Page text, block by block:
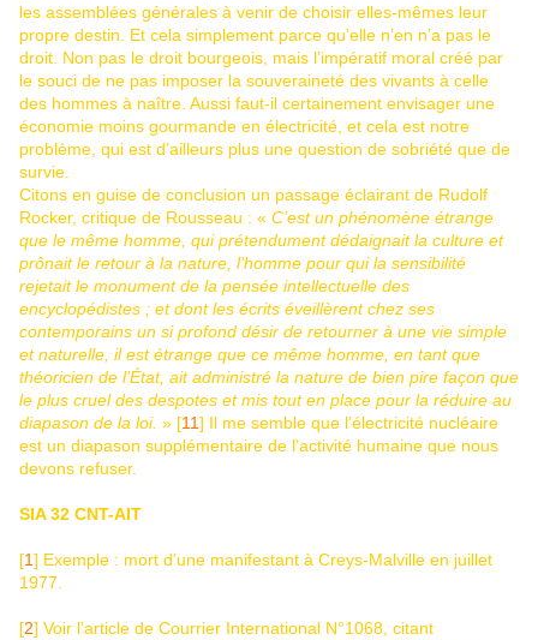
les assemblées générales à venir de choisir elles-mêmes leur
propre destin. Et cela simplement parce qu’elle n’en n’a pas le
droit. Non pas le droit bourgeois, mais l’impératif moral créé par
le souci de ne pas imposer la souveraineté des vivants à celle
des hommes à naître. Aussi faut-il certainement envisager une
économie moins gourmande en électricité, et cela est notre
problème, qui est d’ailleurs plus une question de sobriété que de
survie.
Citons en guise de conclusion un passage éclairant de Rudolf
Rocker, critique de Rousseau : « C’est un phénomène étrange
que le même homme, qui prétendument dédaignait la culture et
prônait le retour à la nature, l’homme pour qui la sensibilité
rejetait le monument de la pensée intellectuelle des
encyclopédistes ; et dont les écrits éveillèrent chez ses
contemporains un si profond désir de retourner à une vie simple
et naturelle, il est étrange que ce même homme, en tant que
théoricien de l’État, ait administré la nature de bien pire façon que
le plus cruel des despotes et mis tout en place pour la réduire au
diapason de la loi. » [11] Il me semble que l’électricité nucléaire
est un diapason supplémentaire de l’activité humaine que nous
devons refuser.
SIA 32 CNT-AIT
[1] Exemple : mort d’une manifestant à Creys-Malville en juillet
1977.
[2] Voir l’article de Courrier International N°1068, citant